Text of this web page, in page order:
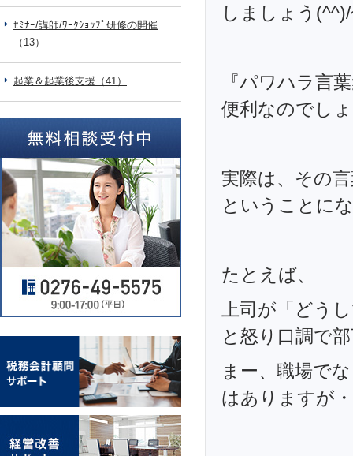
しましょう
『パワハラ言
便利なのでし
実際は、その
ということに
たとえば、
上司が「どう
と怒り口調で
まー、職場で
はありますが
ｾﾐﾅｰ/講師/ﾜｰｸｼｮｯﾌﾟ研修の開催
（13）
起業＆起業後支援（41）